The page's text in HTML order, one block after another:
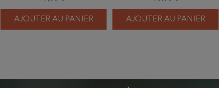
AJOUTER AU PANIER AJOUTER AU PANIER